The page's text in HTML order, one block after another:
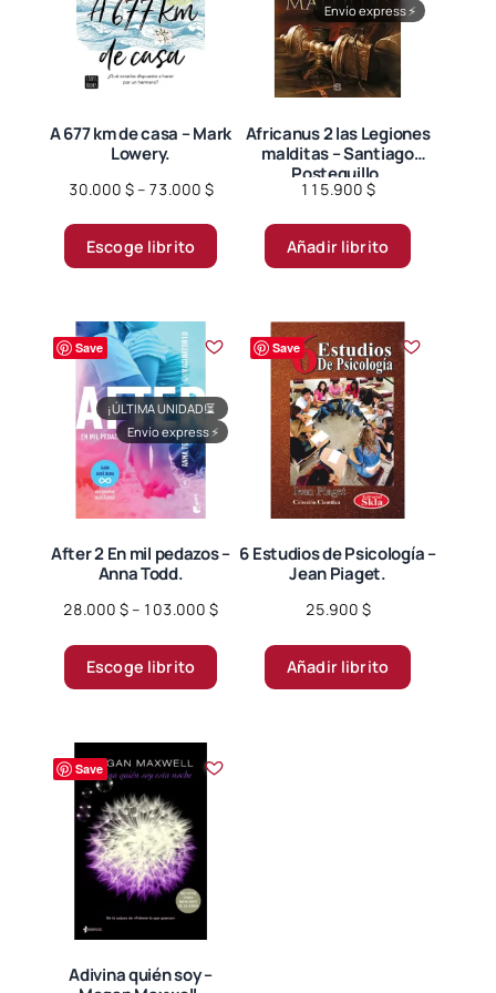
producto
A 677 km de casa – Mark
Lowery.
30.000 $– 73.000 $Price
30.000 $
through
Escoge librito
producto
variantes.
Las
opciones
se
pueden
página
producto
Africanus 2 las Legiones
malditas – Santiago
Posteguillo.
115.900 $
Envío express⚡
Añadir librito
Save
After 2 En mil pedazos –
Anna Todd.
28.000 $– 103.000 $Price
28.000 $
through
¡ÚLTIMA UNIDAD!⏳
Envío express⚡
Escoge librito
producto
Las
Save
6 Estudios de Psicología –
Jean Piaget.
25.900 $
Añadir librito
Save
Adivina quién soy –